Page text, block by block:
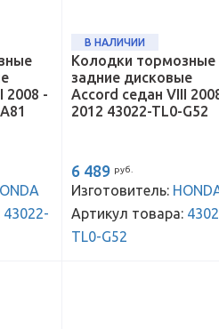
2008 -
43022-
В НАЛИЧИИ
Колодки тормозные
задние дисковые
Accord седан VIII
2012 43022-TL0-G52
6 489 руб.
Изготовитель:
Артикул товара:
TL0-G52